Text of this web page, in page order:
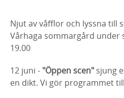
Njut av våfflor och lyssna till
Vårhaga sommargård under
19.00
12 juni - "Öppen scen" sjung
en dikt. Vi gör programmet